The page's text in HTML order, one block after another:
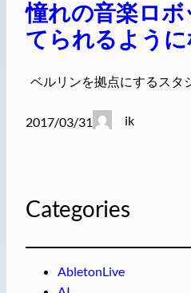
憧れの音楽ロ
てられるよう
ベルリンを拠点にするスタ
2017/03/31 ik
Categories
AbletonLive